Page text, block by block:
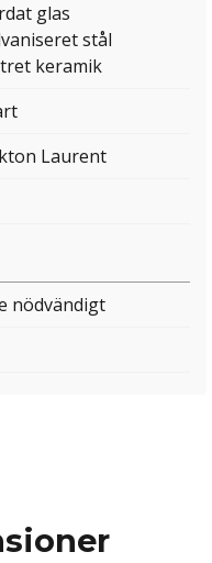
glas
stål
keramik
Laurent
nödvändigt